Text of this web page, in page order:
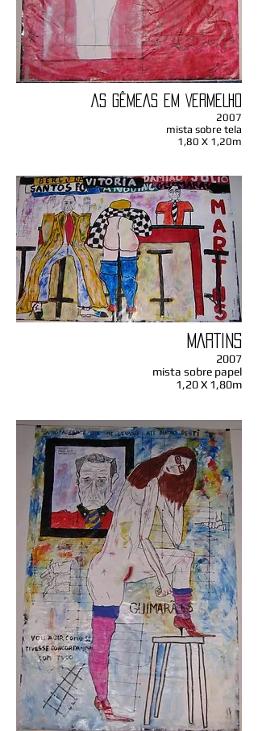
AS GÊMEAS EM VERMELHO
2007
mista sobre tela
1,80 X 1,20m
MARTINS
2007
mista sobre papel
1,20 X 1,80m